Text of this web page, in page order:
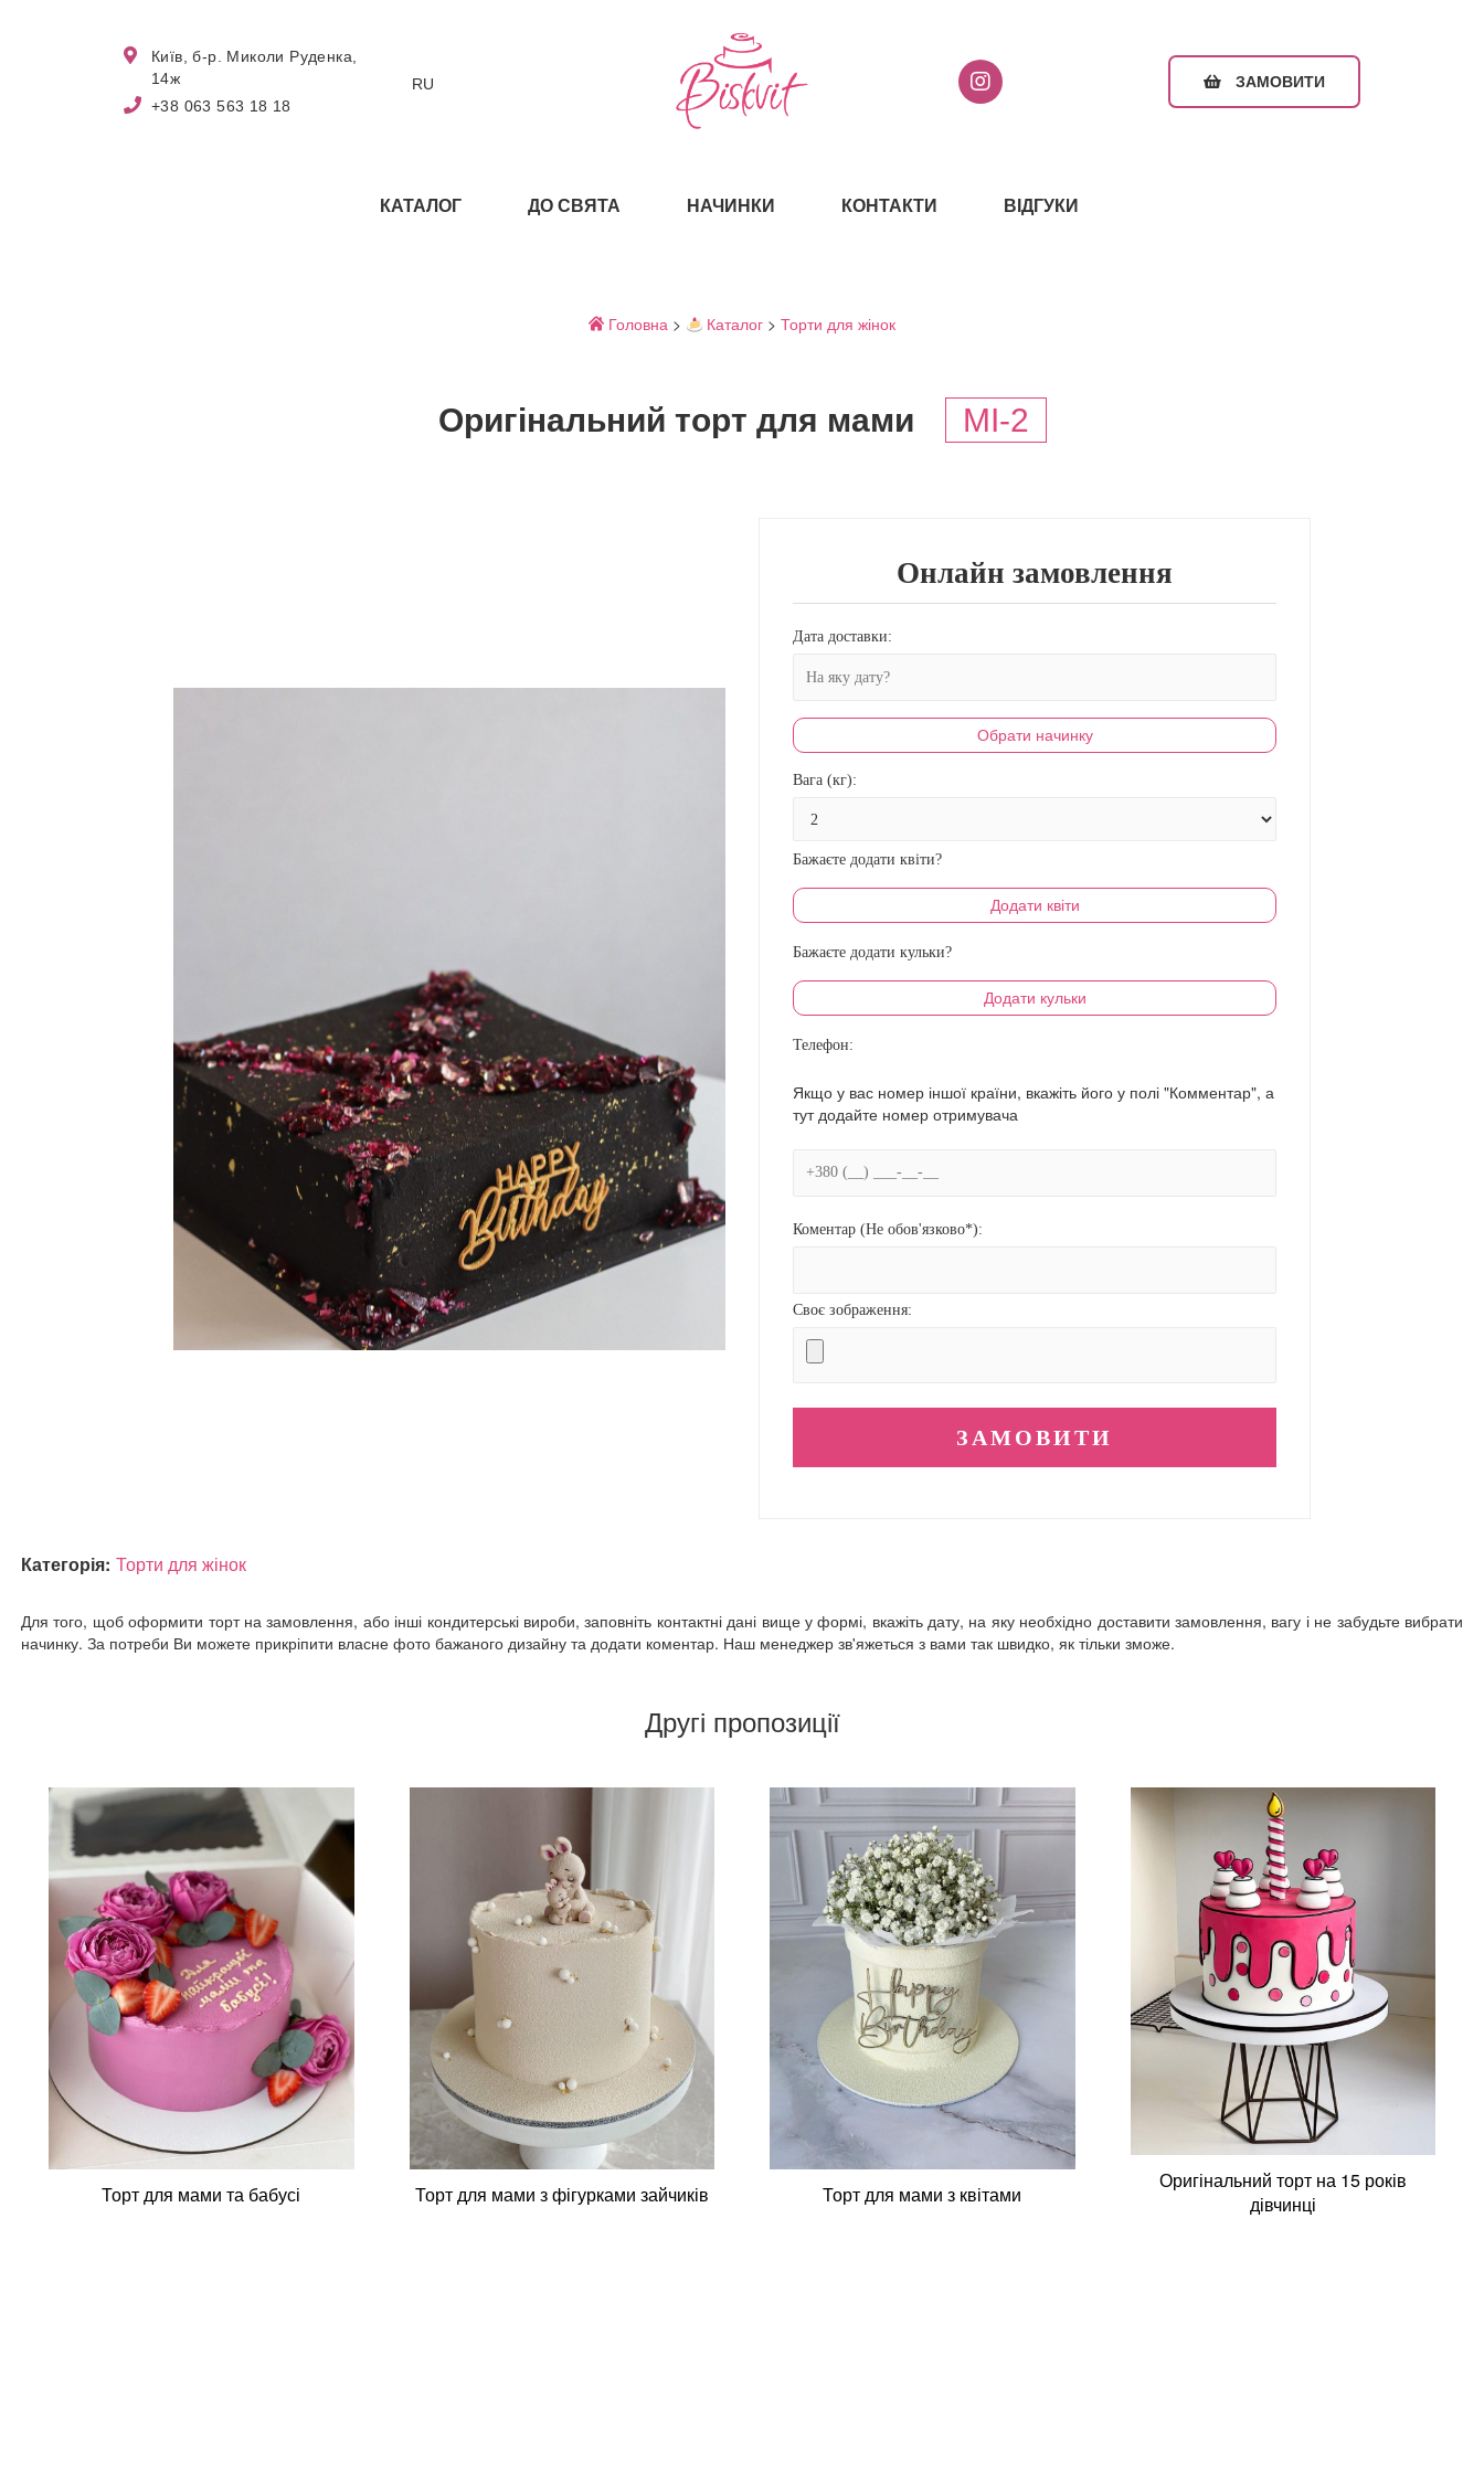
Київ, б-р. Миколи Руденка,
14ж
+38 063 563 18 18
RU ЗАМОВИТИ
КАТАЛОГ ДО СВЯТА НАЧИНКИ КОНТАКТИ ВІДГУКИ
Головна> Каталог >Торти для жінок
Оригінальний торт для мами MI-2
Онлайн замовлення
Дата доставки:
Обрати начинку
Вага (кг):
Бажаєте додати квіти?
Додати квіти
Бажаєте додати кульки?
Додати кульки
Телефон:
Якщо у вас номер іншої країни, вкажіть його у полі "Комментар", а
тут додайте номер отримувача
Коментар (Не обов'язково*):
Своє зображення:
Категорія: Торти для жінок
Для того, щоб оформити торт на замовлення, або інші кондитерські вироби, заповніть контактні дані вище у формі, вкажіть дату, на яку необхідно доставити замовлення, вагу і не забудьте вибрати
начинку. За потреби Ви можете прикріпити власне фото бажаного дизайну та додати коментар. Наш менеджер зв'яжеться з вами так швидко, як тільки зможе.
Другі пропозиції
Торт для мами та бабусі Торт для мами з фігурками зайчиків Торт для мами з квітами
Оригінальний торт на 15 років
дівчинці